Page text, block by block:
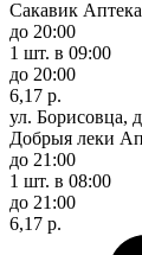
Сакавик
до 20:00
1 шт. в 09:00
до 20:00
6,17 р.
ул. Борисовца,
Добрыя леки
до 21:00
1 шт. в 08:00
до 21:00
6,17 р.